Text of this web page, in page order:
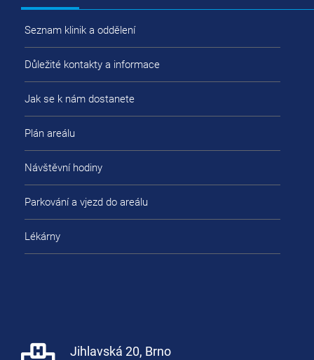
Seznam klinik a oddělení
Důležité kontakty a informace
Jak se k nám dostanete
Plán areálu
Návštěvní hodiny
Parkování a vjezd do areálu
Lékárny
Jihlavská 20, Brno